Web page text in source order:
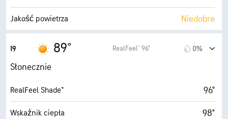
Zachmurzenie 9%
Jakość powietrza Niedobre
Maksymalny wskaźnik UV
Porywy wiatru
Wilgotność 59%
Punkt rosy 74° F
19 89° RealFeel® 96° 0%
Słonecznie
RealFeel Shade™ 96°
Wskaźnik ciepła 98°